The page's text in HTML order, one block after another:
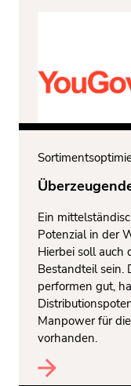
Ein
Potenzial in der
Hierbei soll auch
Bestandteil sein.
performen gut,
Manpower für
vorhanden.